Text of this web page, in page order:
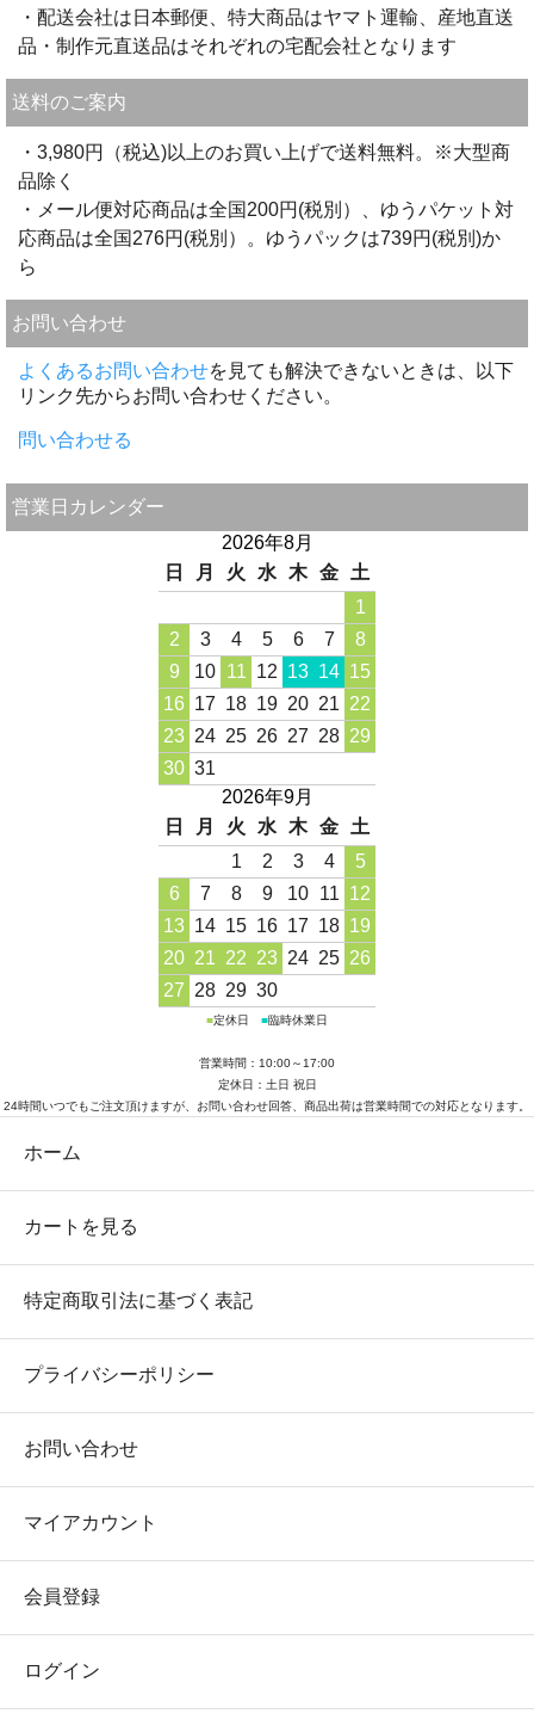
・配送会社は日本郵便、特大商品はヤマト運輸、産地直送
品・制作元直送品はそれぞれの宅配会社となります
送料のご案内
・3,980円（税込)以上のお買い上げで送料無料。※大型商
品除く
・メール便対応商品は全国200円(税別）、ゆうパケット対
応商品は全国276円(税別）。ゆうパックは739円(税別)か
ら
お問い合わせ
よくあるお問い合わせを見ても解決できないときは、以下
リンク先からお問い合わせください。
問い合わせる
営業日カレンダー
2026年8月
日
月 火 水 木 金
土
1
2
3 4 5 6 7
8
9
10 11 12 13 14 15
16 17 18 19 20 21 22
23 24 25 26 27 28 29
30 31
2026年9月
日
月 火 水 木 金
土
1
2 3 4
5
6
7 8 9 10 11 12
13 14 15 16 17 18 19
20 21 22 23 24 25 26
27 28 29 30
■定休日 ■臨時休業日
営業時間：10:00～17:00
定休日：土日 祝日
24時間いつでもご注文頂けますが、お問い合わせ回答、商品出荷は営業時間での対応となります。
ホーム
カートを見る
特定商取引法に基づく表記
プライバシーポリシー
お問い合わせ
マイアカウント
会員登録
ログイン